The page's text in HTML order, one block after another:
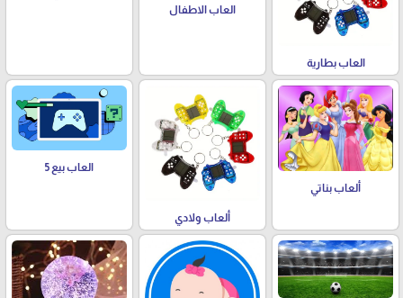
العاب بطارية
العاب الاطفال
ألعاب بناتي
ألعاب ولادي
العاب بيع 5